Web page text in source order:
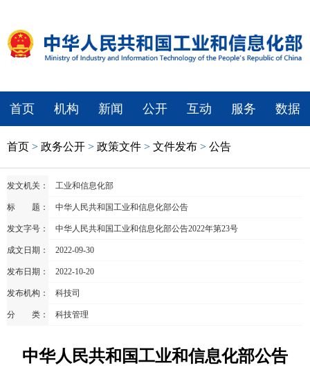
首页 机构 新闻 公开 互动 服务 数据
首页 > 政务公开 > 政策文件 > 文件发布 > 公告
发文机关： 工业和信息化部
标 题： 中华人民共和国工业和信息化部公告
发文字号： 中华人民共和国工业和信息化部公告2022年第23号
成文日期： 2022-09-30
发布日期： 2022-10-20
发布机构： 科技司
分 类： 科技管理
中华人民共和国工业和信息化部公告